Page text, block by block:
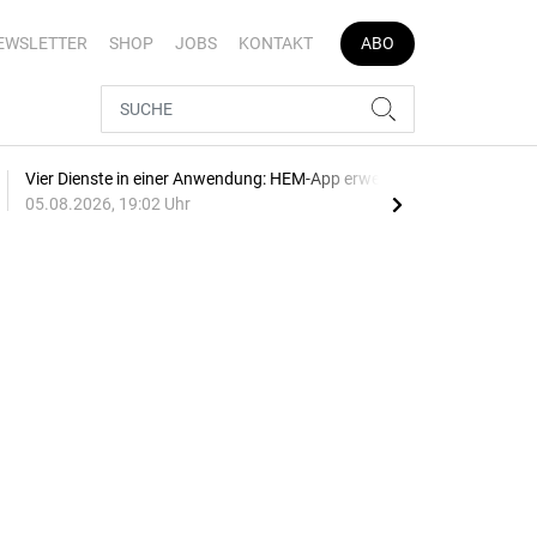
SHOP JOBS KONTAKT ABO
Vier Dienste in einer Anwendung: HEM-App erweitert
05.08.2026, 19:02 Uhr